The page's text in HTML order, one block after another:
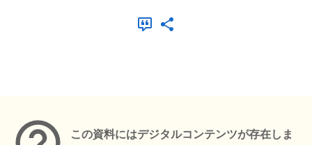
この資料にはデジタルコンテンツが存在しま